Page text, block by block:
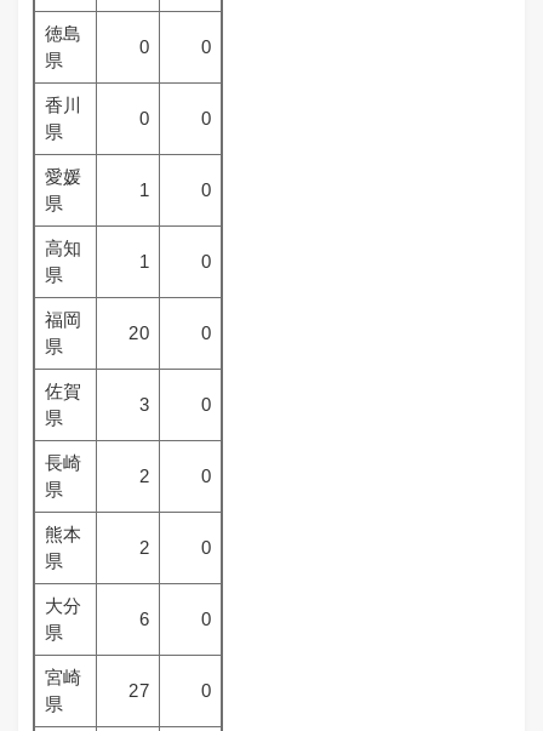
徳島
県
0 0
香川
県
0 0
愛媛
県
1 0
高知
県
1 0
福岡
県
20 0
佐賀
県
3 0
長崎
県
2 0
熊本
県
2 0
大分
県
6 0
宮崎
県
27 0